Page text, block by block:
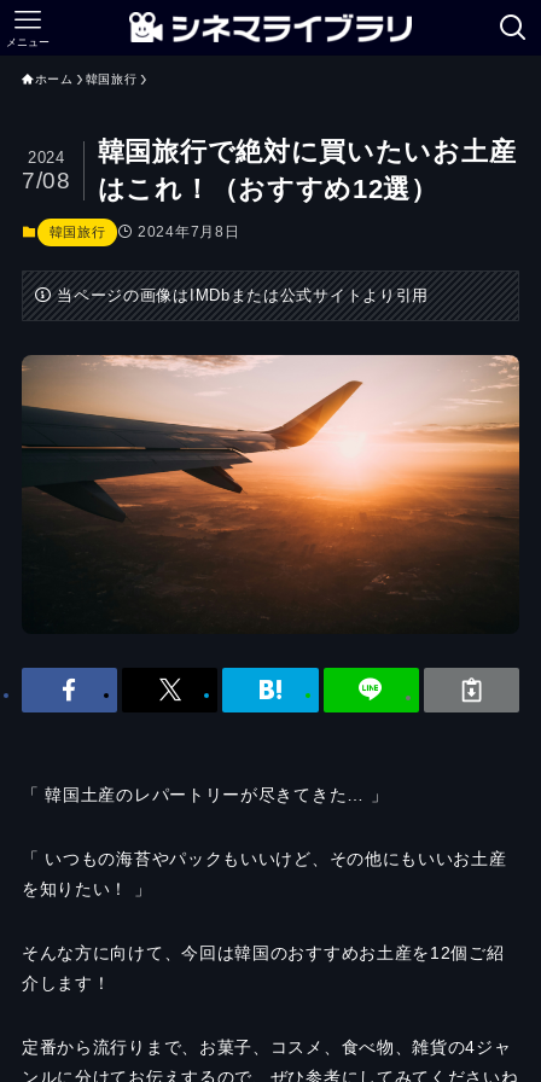
メニュー
ホーム 韓国旅行
韓国旅行で絶対に買いたいお土産
はこれ！（おすすめ12選）
2024
7/08
韓国旅行 2024年7月8日
当ページの画像はIMDbまたは公式サイトより引用
「 韓国土産のレパートリーが尽きてきた… 」
「 いつもの海苔やパックもいいけど、その他にもいいお土産
を知りたい！ 」
そんな方に向けて、今回は韓国のおすすめお土産を12個ご紹
介します！
定番から流行りまで、お菓子、コスメ、食べ物、雑貨の4ジャ
ンルに分けてお伝えするので、ぜひ参考にしてみてくださいね